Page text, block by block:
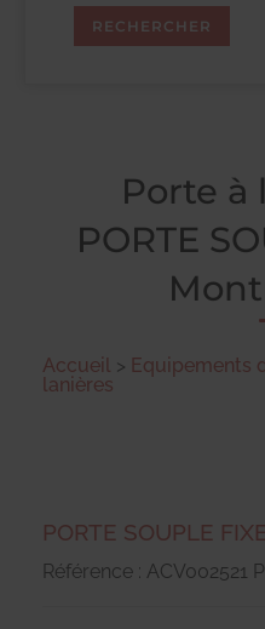
Porte à
PORTE
Accueil > Equipements
lanières
PORTE SOUPLE FIXE
Référence : ACV002521